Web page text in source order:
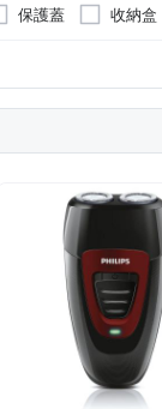
保護蓋 收納盒